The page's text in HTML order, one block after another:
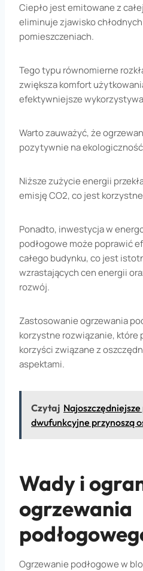
Ciepło jest emitowane z
eliminuje zjawisko
pomieszczeniach.
Tego typu równomierne
zwiększa komfort
efektywniejsze
Warto zauważyć, że
pozytywnie na
Niższe zużycie energii
emisję CO2, co jest
Ponadto, inwestycja w
podłogowe może poprawić
całego budynku, co jest
wzrastających cen energii
rozwój.
Zastosowanie ogrzewania
korzystne rozwiązanie, które
korzyści związane z
aspektami.
Czytaj
dwufunkcyjne przynoszą
Wady i
ogrzewania
Ogrzewanie podłogowe w